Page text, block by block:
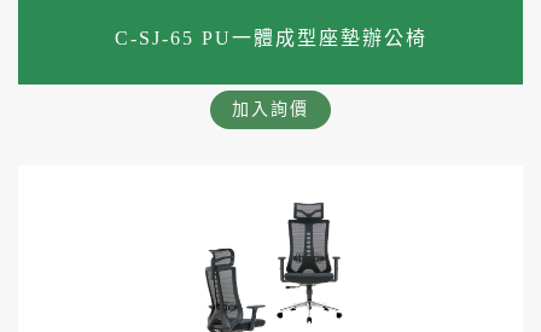
C-SJ-65 PU一體成型座墊辦公椅
加入詢價